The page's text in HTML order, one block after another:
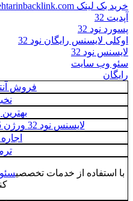
خرید بک لینک behtarinbacklink.com
آپدیت 32
پسورد نود 32
اوکلی لایسنس رایگان نود 32
لایسنس نود 32
سئو وب سایت
رایگان
فروش
لایسنس نود 32 ورژن 15 رایگان یکساله 2022
با استفاده از خدمات تخصصی